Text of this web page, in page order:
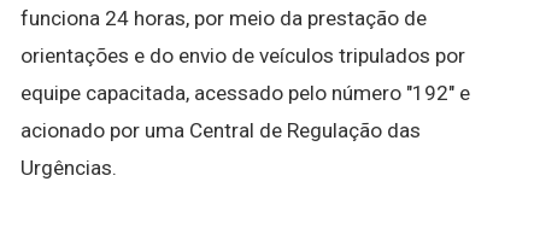
funciona 24 horas, por meio da prestação de
orientações e do envio de veículos tripulados por
equipe capacitada, acessado pelo número "192" e
acionado por uma Central de Regulação das
Urgências.